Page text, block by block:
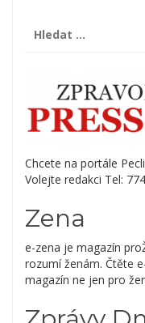
Chcete na portále
Volejte redakci Tel:
Zena
e-zena je magazín
rozumí ženám. Čtěte
magazín ne jen pro